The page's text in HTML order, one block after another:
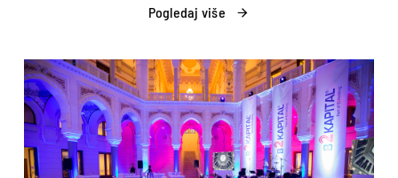
Pogledaj više